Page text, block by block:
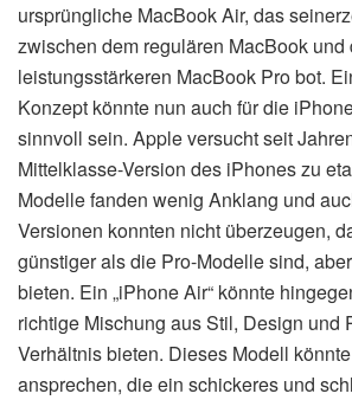
ursprüngliche MacBook Air, das
zwischen dem regulären MacBook und
leistungsstärkeren MacBook Pro bot.
Konzept könnte nun auch für die
sinnvoll sein. Apple versucht seit
Mittelklasse-Version des iPhones zu
Modelle fanden wenig Anklang und
Versionen konnten nicht überzeugen,
günstiger als die Pro-Modelle sind,
bieten. Ein „iPhone Air“ könnte
richtige Mischung aus Stil, Design und
Verhältnis bieten. Dieses Modell
ansprechen, die ein schickeres und